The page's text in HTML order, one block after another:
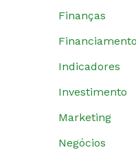
Finanças
Indicadores
Investimento
Marketing
Negócios